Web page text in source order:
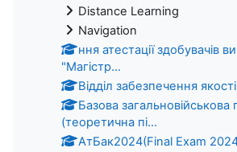
Distance Learning
Navigation
ння атестації здобувачів
"Магістр...
Відділ забезпечення
Базова загальновійськова
(теоретична пі...
АтБак2024(Final Exam